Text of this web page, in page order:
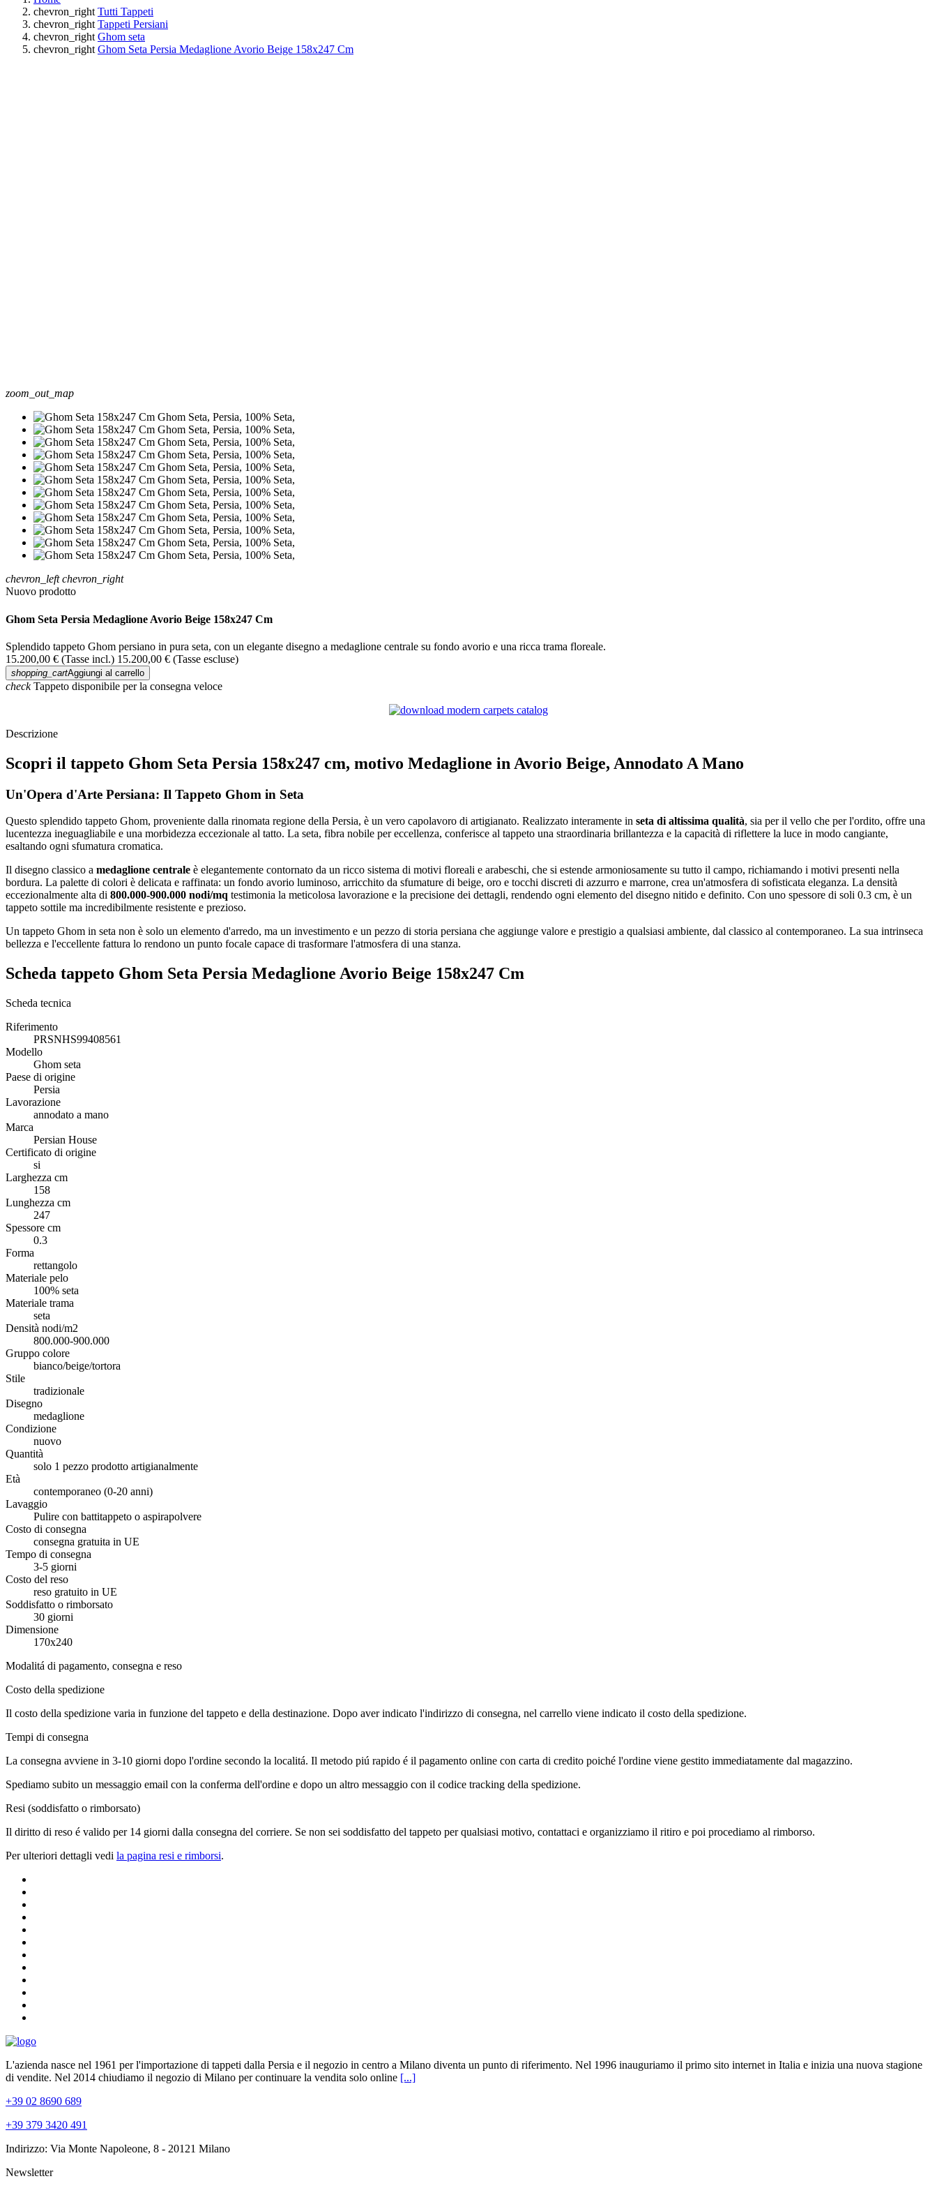
chevron_right Tutti Tappeti
chevron_right Tappeti Persiani
chevron_right Ghom seta
chevron_right Ghom Seta Persia Medaglione Avorio Beige 158x247 Cm
zoom_out_map
chevron_left chevron_right
Nuovo prodotto
Ghom Seta Persia Medaglione Avorio Beige 158x247 Cm
Splendido tappeto Ghom persiano in pura seta, con un elegante disegno a medaglione centrale su fondo avorio e una ricca trama floreale.
15.200,00 € (Tasse incl.) 15.200,00 € (Tasse escluse)
shopping_cartAggiungi al carrello
checkTappeto disponibile per la consegna veloce
Descrizione
Scopri il tappeto Ghom Seta Persia 158x247 cm, motivo Medaglione in Avorio Beige, Annodato A Mano
Un'Opera d'Arte Persiana: Il Tappeto Ghom in Seta
Questo splendido tappeto Ghom, proveniente dalla rinomata regione della Persia, è un vero capolavoro di artigianato. Realizzato interamente in seta di altissima qualità, sia per il vello che per l'ordito, offre una
lucentezza ineguagliabile e una morbidezza eccezionale al tatto. La seta, fibra nobile per eccellenza, conferisce al tappeto una straordinaria brillantezza e la capacità di riflettere la luce in modo cangiante,
esaltando ogni sfumatura cromatica.
Il disegno classico a medaglione centrale è elegantemente contornato da un ricco sistema di motivi floreali e arabeschi, che si estende armoniosamente su tutto il campo, richiamando i motivi presenti nella
bordura. La palette di colori è delicata e raffinata: un fondo avorio luminoso, arricchito da sfumature di beige, oro e tocchi discreti di azzurro e marrone, crea un'atmosfera di sofisticata eleganza. La densità
eccezionalmente alta di 800.000-900.000 nodi/mq testimonia la meticolosa lavorazione e la precisione dei dettagli, rendendo ogni elemento del disegno nitido e definito. Con uno spessore di soli 0.3 cm, è un
tappeto sottile ma incredibilmente resistente e prezioso.
Un tappeto Ghom in seta non è solo un elemento d'arredo, ma un investimento e un pezzo di storia persiana che aggiunge valore e prestigio a qualsiasi ambiente, dal classico al contemporaneo. La sua intrinseca
bellezza e l'eccellente fattura lo rendono un punto focale capace di trasformare l'atmosfera di una stanza.
Scheda tappeto Ghom Seta Persia Medaglione Avorio Beige 158x247 Cm
Scheda tecnica
Riferimento
PRSNHS99408561
Modello
Ghom seta
Paese di origine
Persia
Lavorazione
annodato a mano
Marca
Persian House
Certificato di origine
si
Larghezza cm
158
Lunghezza cm
247
Spessore cm
0.3
Forma
rettangolo
Materiale pelo
100% seta
Materiale trama
seta
Densità nodi/m2
800.000-900.000
Gruppo colore
bianco/beige/tortora
Stile
tradizionale
Disegno
medaglione
Condizione
nuovo
Quantità
solo 1 pezzo prodotto artigianalmente
Età
contemporaneo (0-20 anni)
Lavaggio
Pulire con battitappeto o aspirapolvere
Costo di consegna
consegna gratuita in UE
Tempo di consegna
3-5 giorni
Costo del reso
reso gratuito in UE
Soddisfatto o rimborsato
30 giorni
Dimensione
170x240
Modalitá di pagamento, consegna e reso
Costo della spedizione
Il costo della spedizione varia in funzione del tappeto e della destinazione. Dopo aver indicato l'indirizzo di consegna, nel carrello viene indicato il costo della spedizione.
Tempi di consegna
La consegna avviene in 3-10 giorni dopo l'ordine secondo la localitá. Il metodo piú rapido é il pagamento online con carta di credito poiché l'ordine viene gestito immediatamente dal magazzino.
Spediamo subito un messaggio email con la conferma dell'ordine e dopo un altro messaggio con il codice tracking della spedizione.
Resi (soddisfatto o rimborsato)
Il diritto di reso é valido per 14 giorni dalla consegna del corriere. Se non sei soddisfatto del tappeto per qualsiasi motivo, contattaci e organizziamo il ritiro e poi procediamo al rimborso.
Per ulteriori dettagli vedi la pagina resi e rimborsi.
L'azienda nasce nel 1961 per l'importazione di tappeti dalla Persia e il negozio in centro a Milano diventa un punto di riferimento. Nel 1996 inauguriamo il primo sito internet in Italia e inizia una nuova stagione
di vendite. Nel 2014 chiudiamo il negozio di Milano per continuare la vendita solo online [...]
+39 02 8690 689
+39 379 3420 491
Indirizzo: Via Monte Napoleone, 8 - 20121 Milano
Newsletter